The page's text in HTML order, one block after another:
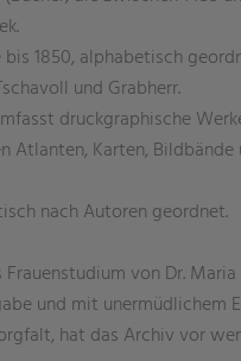
1850, alphabetisch
und Grabherr.
druckgraphische
Atlanten, Karten, Bildbände
nach Autoren geordnet.
von Dr.
und mit
hat das Archiv vor